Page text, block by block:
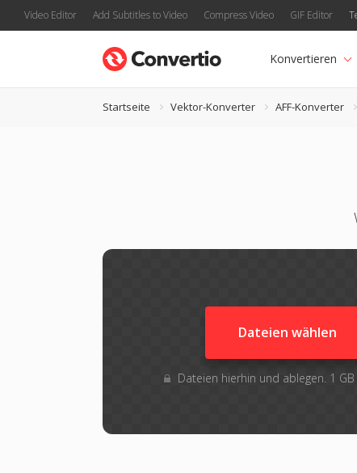
Video Editor Add Subtitles to Video Compress Video GIF Editor
Konvertieren
Startseite Vektor-Konverter AFF-Konverter
Dateien wählen
Dateien hierhin und ablegen. 1